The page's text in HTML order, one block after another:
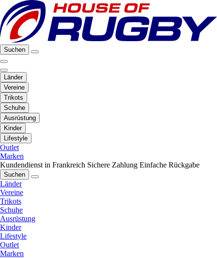
Suchen
Länder
Vereine
Trikots
Schuhe
Ausrüstung
Kinder
Lifestyle
Outlet
Marken
Kundendienst in Frankreich Sichere Zahlung Einfache Rückgabe
Suchen
Länder
Vereine
Trikots
Schuhe
Ausrüstung
Kinder
Lifestyle
Outlet
Marken